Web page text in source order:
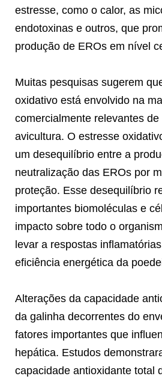
estresse, como o calor, as
endotoxinas e outros, que
produção de EROs em nível
Muitas pesquisas sugerem
oxidativo está envolvido na
comercialmente relevantes de
avicultura. O estresse
um desequilíbrio entre a
neutralização das EROs por
proteção. Esse desequilíbrio
importantes biomoléculas e
impacto sobre todo o
levar a respostas
eficiência energética da
Alterações da capacidade
da galinha decorrentes do
fatores importantes que
hepática. Estudos
capacidade antioxidante total